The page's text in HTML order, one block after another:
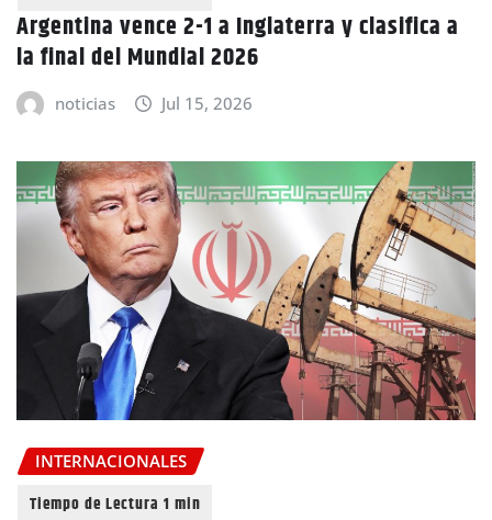
Argentina vence 2-1 a Inglaterra y clasifica a
la final del Mundial 2026
noticias Jul 15, 2026
INTERNACIONALES